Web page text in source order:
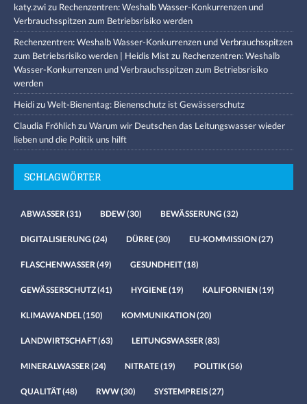
katy.zwizu Rechenzentren: Weshalb Wasser-Konkurrenzen und
Verbrauchsspitzen zum Betriebsrisiko werden
Rechenzentren: Weshalb Wasser-Konkurrenzen und Verbrauchsspitzen
zum Betriebsrisiko werden | Heidis Mistzu Rechenzentren: Weshalb
Wasser-Konkurrenzen und Verbrauchsspitzen zum Betriebsrisiko
werden
HeidizuWelt-Bienentag: Bienenschutz ist Gewässerschutz
Claudia FröhlichzuWarum wir Deutschen das Leitungswasser wieder
lieben und die Politik uns hilft
SCHLAGWÖRTER
ABWASSER (31) BDEW(30) BEWÄSSERUNG (32)
DIGITALISIERUNG (24) DÜRRE(30) EU-KOMMISSION(27)
FLASCHENWASSER (49) GESUNDHEIT(18)
GEWÄSSERSCHUTZ(41) HYGIENE(19) KALIFORNIEN(19)
KLIMAWANDEL(150) KOMMUNIKATION(20)
LANDWIRTSCHAFT(63) LEITUNGSWASSER (83)
MINERALWASSER (24) NITRATE(19) POLITIK(56)
QUALITÄT(48) RWW(30) SYSTEMPREIS(27)